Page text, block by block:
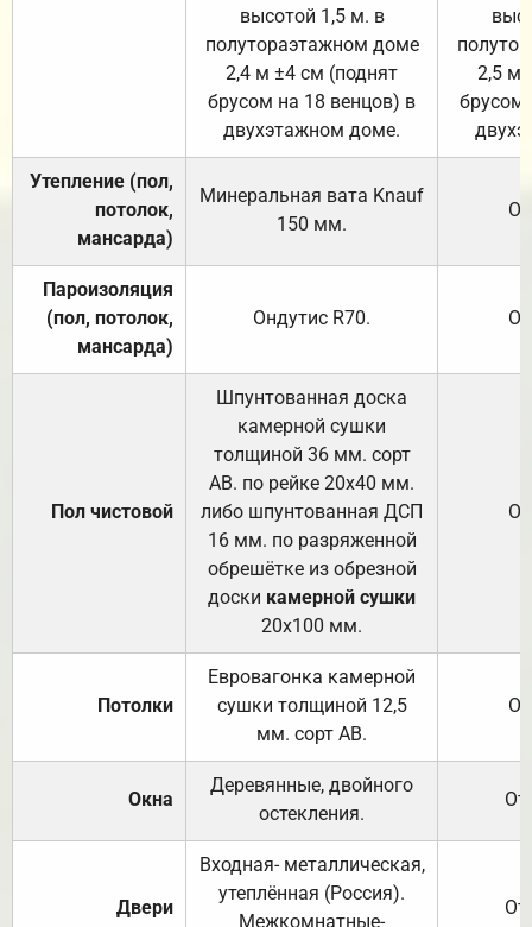
высотой 1,5 м. в
полутораэтажном доме
2,4 м ±4 см (поднят
брусом на 18 венцов) в
двухэтажном доме.
2,5 м
брусом
Утепление (пол,
потолок,
мансарда)
Минеральная вата Knauf
150 мм.
Пароизоляция
(пол, потолок,
мансарда)
Ондутис R70.
Пол чистовой
Шпунтованная доска
камерной сушки
толщиной 36 мм. сорт
АВ. по рейке 20х40 мм.
либо шпунтованная ДСП
16 мм. по разряженной
обрешётке из обрезной
доски камерной сушки
20х100 мм.
Потолки
Евровагонка камерной
сушки толщиной 12,5
мм. сорт АВ.
Окна
Деревянные, двойного
остекления.
Двери
Входная- металлическая,
утеплённая (Россия).
Межкомнатные-